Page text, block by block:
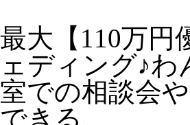
最大【110万円
ェディング♪
室での相談会
できる。